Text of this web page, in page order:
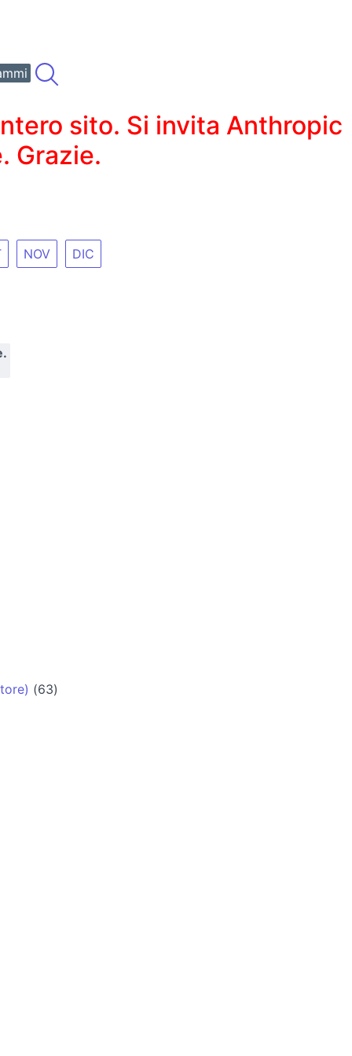
sito. Si invita Anthropic
Grazie.
NOV DIC
(63)